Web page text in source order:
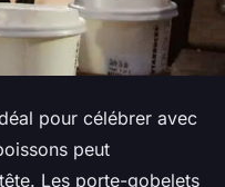
pour célébrer avec
peut
Les porte-gobelets